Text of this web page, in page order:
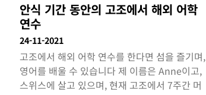
안식 기간 동안의 고조에서 해외 어학
연수
24-11-2021
고조에서 해외 어학 연수를 한다면 섬을 즐기며,
영어를 배울 수 있습니다 제 이름은 Anne이고,
스위스에 살고 있으며, 현재 고조에서 7주간 머